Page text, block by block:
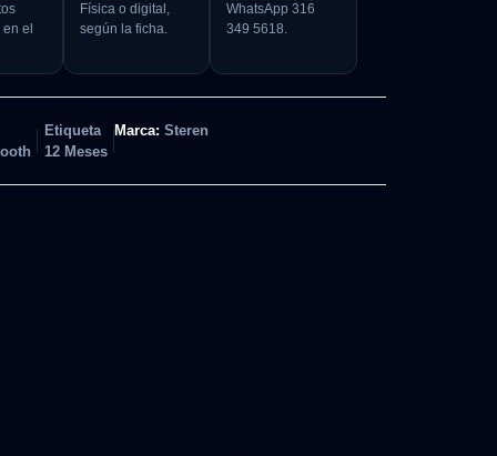
el
Física o digital,
según la ficha.
WhatsApp 316
349 5618.
Etiqueta
12 Meses
Marca: Steren